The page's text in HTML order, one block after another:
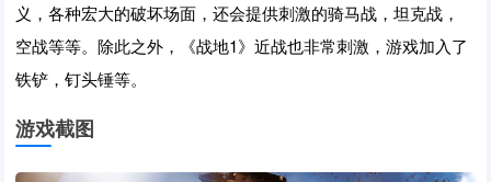
义，各种宏大的破坏场面，还会提供刺激的骑马战，坦克战，
空战等等。除此之外，《战地1》近战也非常刺激，游戏加入了
铁铲，钉头锤等。
游戏截图